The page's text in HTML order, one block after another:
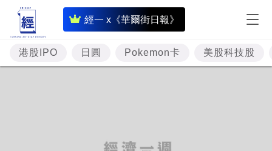
經一 x《華爾街日報》
即
時
財
經
港股IPO 日圓 Pokemon卡 美股科技股